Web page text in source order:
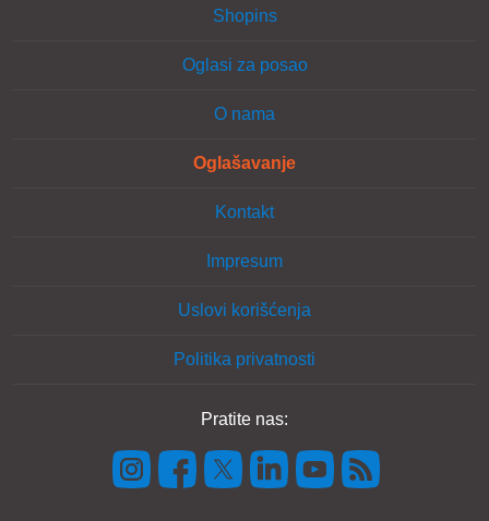
Shopins
Oglasi za posao
O nama
Oglašavanje
Kontakt
Impresum
Uslovi korišćenja
Politika privatnosti
Pratite nas: